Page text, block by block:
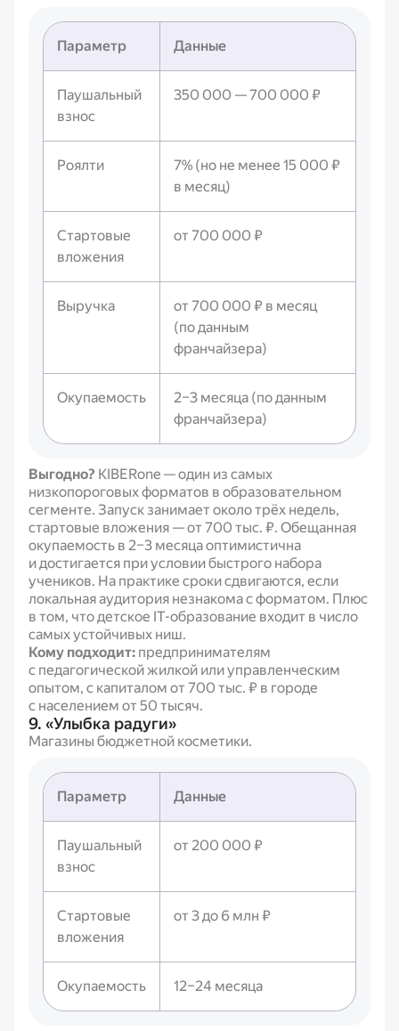
Параметр Данные
Паушальный
взнос
350 000 — 700 000 ₽
Роялти
7% (но не менее 15 000 ₽
в месяц)
Стартовые
вложения
от 700 000 ₽
Выручка
от 700 000 ₽ в месяц
(по данным
франчайзера)
Окупаемость
2–3 месяца (по данным
франчайзера)
Выгодно? KIBERone — один из самых
низкопороговых форматов в образовательном
сегменте. Запуск занимает около трёх недель,
стартовые вложения — от 700 тыс. ₽. Обещанная
окупаемость в 2–3 месяца оптимистична
и достигается при условии быстрого набора
учеников. На практике сроки сдвигаются, если
локальная аудитория незнакома с форматом. Плюс
в том, что детское IT-образование входит в число
самых устойчивых ниш.
Кому подходит: предпринимателям
с педагогической жилкой или управленческим
опытом, с капиталом от 700 тыс. ₽ в городе
с населением от 50 тысяч.
9. «Улыбка радуги»
Магазины бюджетной косметики.
Параметр Данные
Паушальный
взнос
от 200 000 ₽
Стартовые
вложения
от 3 до 6 млн ₽
Окупаемость 12–24 месяца